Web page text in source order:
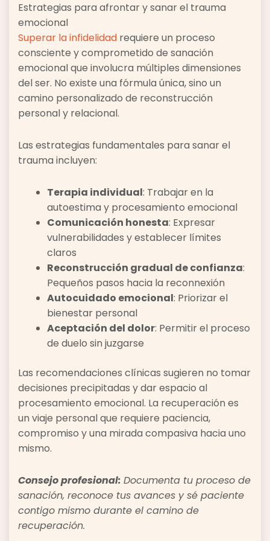
Estrategias para afrontar y sanar el trauma
emocional
Superar la infidelidad requiere un proceso
consciente y comprometido de sanación
emocional que involucra múltiples dimensiones
del ser. No existe una fórmula única, sino un
camino personalizado de reconstrucción
personal y relacional.
Las estrategias fundamentales para sanar el
trauma incluyen:
Terapia individual: Trabajar en la
autoestima y procesamiento emocional
Comunicación honesta: Expresar
vulnerabilidades y establecer límites
claros
Reconstrucción gradual de confianza:
Pequeños pasos hacia la reconnexión
Autocuidado emocional: Priorizar el
bienestar personal
Aceptación del dolor: Permitir el proceso
de duelo sin juzgarse
Las recomendaciones clínicas sugieren no tomar
decisiones precipitadas y dar espacio al
procesamiento emocional. La recuperación es
un viaje personal que requiere paciencia,
compromiso y una mirada compasiva hacia uno
mismo.
Consejo profesional: Documenta tu proceso de
sanación, reconoce tus avances y sé paciente
contigo mismo durante el camino de
recuperación.